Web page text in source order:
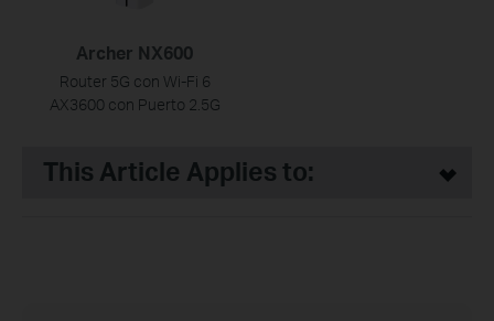
Archer NX600
Router 5G con Wi-Fi 6
AX3600 con Puerto 2.5G
This Article Applies to: